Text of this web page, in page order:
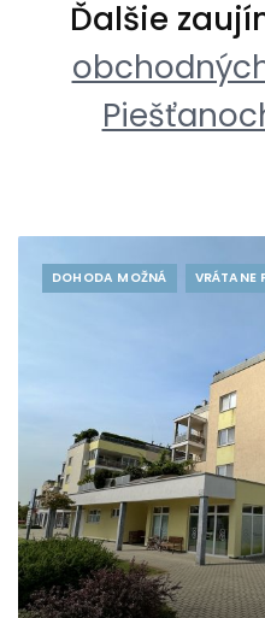
Ďalšie
DOHODA MOŽNÁ VRÁTANE